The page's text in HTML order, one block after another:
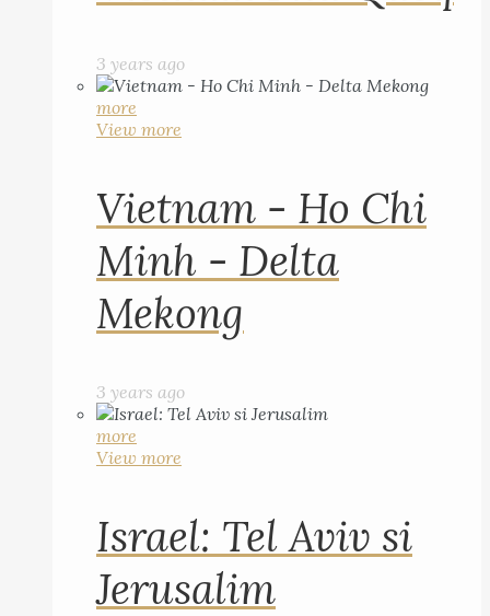
3 years ago
more
View more
Vietnam - Ho Chi
Minh - Delta
Mekong
3 years ago
more
View more
Israel: Tel Aviv si
Jerusalim